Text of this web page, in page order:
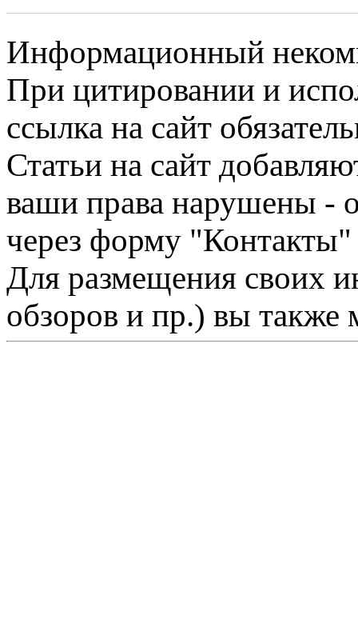
Информационный
При цитировании и
ссылка на сайт
Статьи на сайт
ваши права нарушены -
через форму "Контакты"
Для размещения своих
обзоров и пр.) вы также